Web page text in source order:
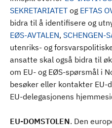
SEKRETARIATET og EFTAS
bidra til å identifisere og
EØS-AVTALEN, SCHENGEN-
utenriks- og
ansatte skal også bidra til
om EU- og EØS-spørsmål i
besøker eller kontakter EU-
EU-delegasjonens
EU-DOMSTOLEN. Den